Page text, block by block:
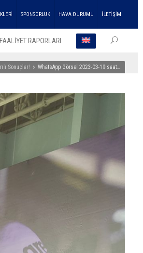
SPONSORLUK HAVA DURUMU İLETİŞİM
FAALİYET RAPORLARI
Sonuçlar! WhatsApp Görsel 2023-03-19 saat…